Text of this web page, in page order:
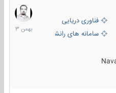
دریاییفناوری دریایی
سامانه های رانشی دریایی
6
بهمن
1403